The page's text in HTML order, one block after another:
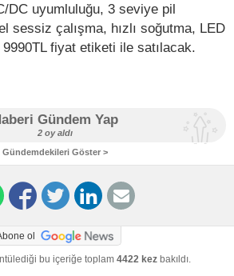
DC uyumluluğu, 3 seviye pil
sessiz çalışma, hızlı soğutma, LED
fiyat etiketi ile satılacak.
Gündem Yap
2 oy aldı
Gündemdekileri Göster >
ol
bu içeriğe toplam 4422 kez bakıldı.